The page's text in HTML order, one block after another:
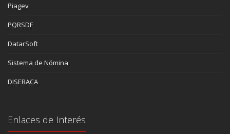
Piagev
PQRSDF
DatarSoft
Sistema de Nómina
DISERACA
Enlaces de Interés